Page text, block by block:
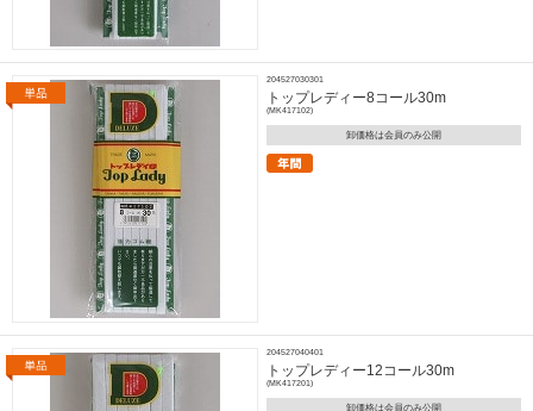
204527030301
トップレディー8コール30m
(MK417102)
卸価格は会員のみ公開
204527040401
トップレディー12コール30m
(MK417201)
卸価格は会員のみ公開